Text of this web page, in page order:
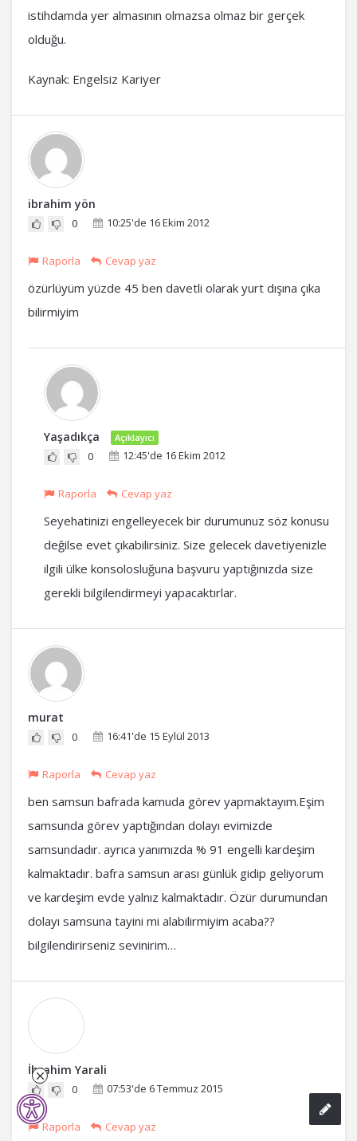
istihdamda yer almasının olmazsa olmaz bir gerçek
olduğu.
Kaynak: Engelsiz Kariyer
ibrahim yön
0 10:25'de 16 Ekim 2012
Raporla Cevap yaz
özürlüyüm yüzde 45 ben davetli olarak yurt dışına çıka
bilirmiyim
Yaşadıkça Açıklayıcı
0 12:45'de 16 Ekim 2012
Raporla Cevap yaz
Seyehatinizi engelleyecek bir durumunuz söz konusu
değilse evet çıkabilirsiniz. Size gelecek davetiyenizle
ilgili ülke konsolosluğuna başvuru yaptığınızda size
gerekli bilgilendirmeyi yapacaktırlar.
murat
0 16:41'de 15 Eylül 2013
Raporla Cevap yaz
ben samsun bafrada kamuda görev yapmaktayım.Eşim
samsunda görev yaptığından dolayı evimizde
samsundadır. ayrıca yanımızda % 91 engelli kardeşim
kalmaktadır. bafra samsun arası günlük gidip geliyorum
ve kardeşim evde yalnız kalmaktadır. Özür durumundan
dolayı samsuna tayini mi alabilirmiyim acaba??
bilgilendirirseniz sevinirim…
İbrahim Yarali
0 07:53'de 6 Temmuz 2015
Raporla Cevap yaz